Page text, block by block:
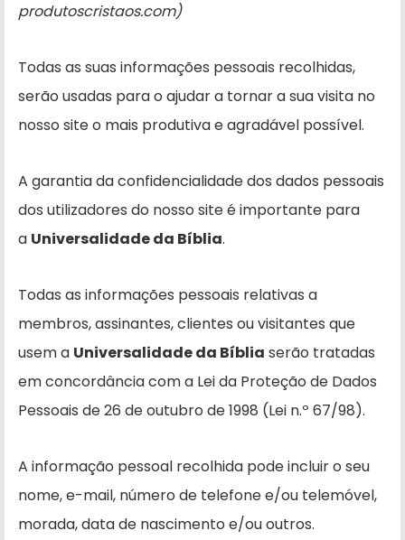
produtoscristaos.com)
Todas as suas informações pessoais recolhidas,
serão usadas para o ajudar a tornar a sua visita no
nosso site o mais produtiva e agradável possível.
A garantia da confidencialidade dos dados pessoais
dos utilizadores do nosso site é importante para
a Universalidade da Bíblia.
Todas as informações pessoais relativas a
membros, assinantes, clientes ou visitantes que
usem a Universalidade da Bíblia serão tratadas
em concordância com a Lei da Proteção de Dados
Pessoais de 26 de outubro de 1998 (Lei n.º 67/98).
A informação pessoal recolhida pode incluir o seu
nome, e-mail, número de telefone e/ou telemóvel,
morada, data de nascimento e/ou outros.